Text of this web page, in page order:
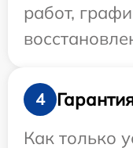
работ,
4
Как только